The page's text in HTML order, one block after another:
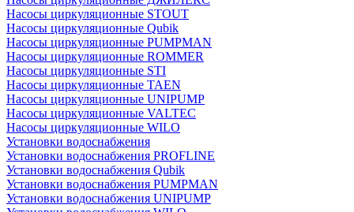
Насосы циркуляционные STOUT
Насосы циркуляционные Qubik
Насосы циркуляционные PUMPMAN
Насосы циркуляционные ROMMER
Насосы циркуляционные STI
Насосы циркуляционные TAEN
Насосы циркуляционные UNIPUMP
Насосы циркуляционные VALTEC
Насосы циркуляционные WILO
Установки водоснабжения
Установки водоснабжения PROFLINE
Установки водоснабжения Qubik
Установки водоснабжения PUMPMAN
Установки водоснабжения UNIPUMP